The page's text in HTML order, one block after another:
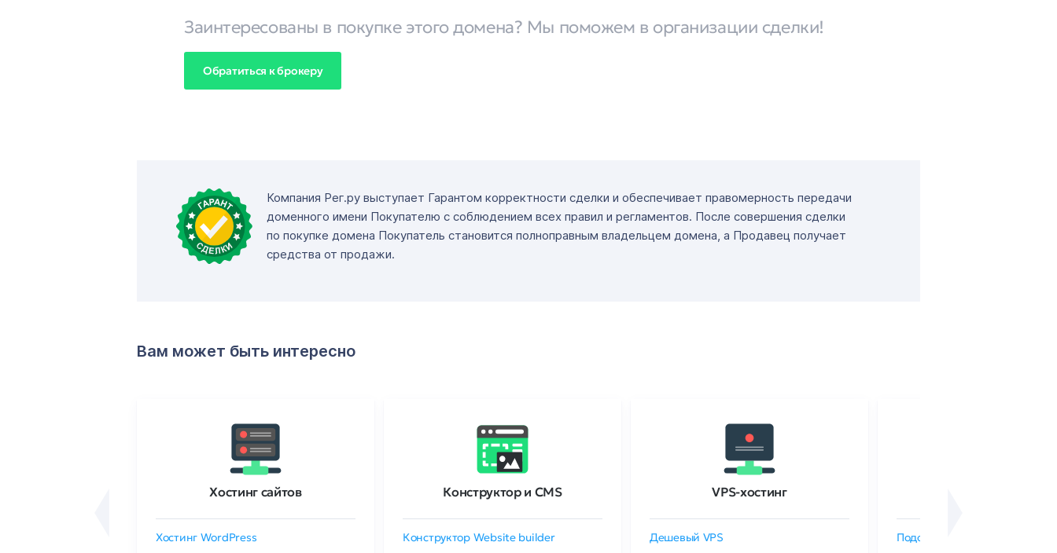
Заинтересованы в покупке этого домена? Мы поможем в организации сделки!
Обратиться к брокеру
Компания Рег.ру выступает Гарантом корректности сделки и обеспечивает правомерность передачи
доменного имени Покупателю с соблюдением всех правил и регламентов. После совершения сделки
по покупке домена Покупатель становится полноправным владельцем домена, а Продавец получает
средства от продажи.
Вам может быть интересно
Хостинг сайтов
Хостинг WordPress
Конструктор и CMS
Конструктор Website builder
VPS-хостинг
Дешевый VPS Подобрать SSL-сертификат